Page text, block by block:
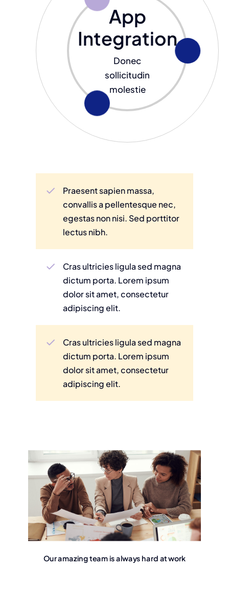
App
Integration
Donec
sollicitudin
molestie
Praesent sapien massa,
convallis a pellentesque nec,
egestas non nisi. Sed porttitor
lectus nibh.
Cras ultricies ligula sed magna
dictum porta. Lorem ipsum
dolor sit amet, consectetur
adipiscing elit.
Cras ultricies ligula sed magna
dictum porta. Lorem ipsum
dolor sit amet, consectetur
adipiscing elit.
Our amazing team is always hard at work